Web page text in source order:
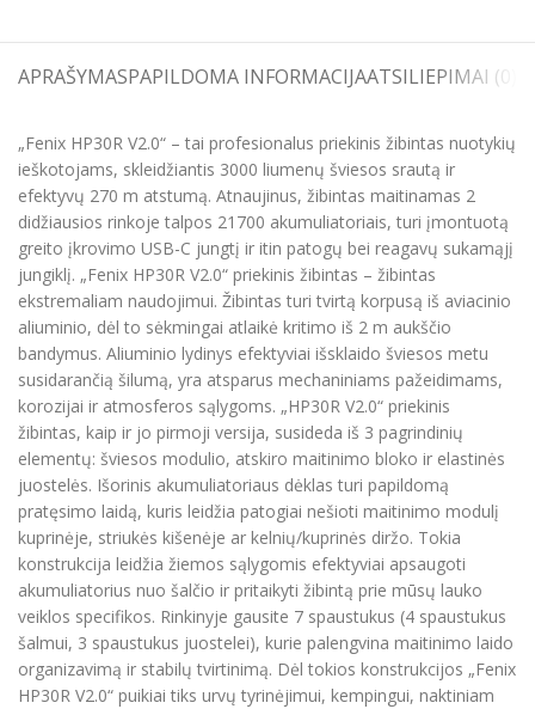
APRAŠYMASPAPILDOMA INFORMACIJAATSILIEPIMAI (0)
„Fenix HP30R V2.0“ – tai profesionalus priekinis žibintas nuotykių
ieškotojams, skleidžiantis 3000 liumenų šviesos srautą ir
efektyvų 270 m atstumą. Atnaujinus, žibintas maitinamas 2
didžiausios rinkoje talpos 21700 akumuliatoriais, turi įmontuotą
greito įkrovimo USB-C jungtį ir itin patogų bei reagavų sukamąjį
jungiklį. „Fenix HP30R V2.0“ priekinis žibintas – žibintas
ekstremaliam naudojimui. Žibintas turi tvirtą korpusą iš aviacinio
aliuminio, dėl to sėkmingai atlaikė kritimo iš 2 m aukščio
bandymus. Aliuminio lydinys efektyviai išsklaido šviesos metu
susidarančią šilumą, yra atsparus mechaniniams pažeidimams,
korozijai ir atmosferos sąlygoms. „HP30R V2.0“ priekinis
žibintas, kaip ir jo pirmoji versija, susideda iš 3 pagrindinių
elementų: šviesos modulio, atskiro maitinimo bloko ir elastinės
juostelės. Išorinis akumuliatoriaus dėklas turi papildomą
pratęsimo laidą, kuris leidžia patogiai nešioti maitinimo modulį
kuprinėje, striukės kišenėje ar kelnių/kuprinės diržo. Tokia
konstrukcija leidžia žiemos sąlygomis efektyviai apsaugoti
akumuliatorius nuo šalčio ir pritaikyti žibintą prie mūsų lauko
veiklos specifikos. Rinkinyje gausite 7 spaustukus (4 spaustukus
šalmui, 3 spaustukus juostelei), kurie palengvina maitinimo laido
organizavimą ir stabilų tvirtinimą. Dėl tokios konstrukcijos „Fenix
HP30R V2.0“ puikiai tiks urvų tyrinėjimui, kempingui, naktiniam